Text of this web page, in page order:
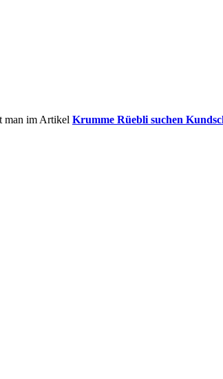
man im Artikel Krumme Rüebli suchen